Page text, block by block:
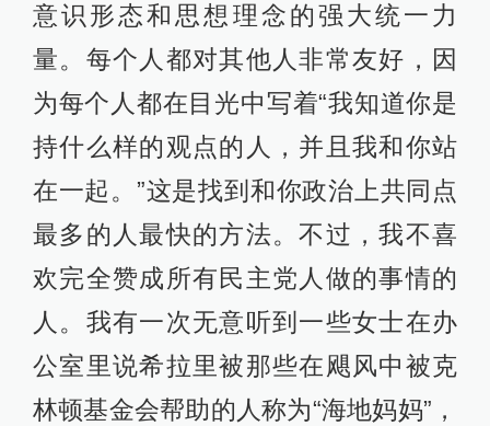
意识形态和思想理念的强大统一力
量。每个人都对其他人非常友好，因
为每个人都在目光中写着“我知道你是
持什么样的观点的人，并且我和你站
在一起。”这是找到和你政治上共同点
最多的人最快的方法。不过，我不喜
欢完全赞成所有民主党人做的事情的
人。我有一次无意听到一些女士在办
公室里说希拉里被那些在飓风中被克
林顿基金会帮助的人称为“海地妈妈”，